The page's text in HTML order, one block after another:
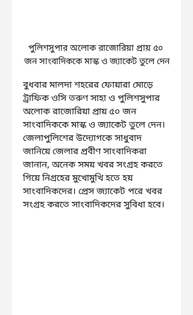
পুলিশসুপার অলোক রাজোরিয়া প্রায় ৫০
জন সাংবাদিককে মাস্ক ও জ্যাকেট তুলে দেন
বুধবার মালদা শহরের ফোয়ারা মোড়ে
ট্রাফিক ওসি তরুণ সাহা ও পুলিশসুপার
অলোক রাজোরিয়া প্রায় ৫০ জন
সাংবাদিককে মাস্ক ও জ্যাকেট তুলে দেন।
জেলাপুলিশের উদ্যোগকে সাধুবাদ
জানিয়ে জেলার প্রবীণ সাংবাদিকরা
জানান, অনেক সময় খবর সংগ্রহ করতে
গিয়ে নিগ্রহের মুখোমুখি হতে হয়
সাংবাদিকদের। প্রেস জ্যাকেট পরে খবর
সংগ্রহ করতে সাংবাদিকদের সুবিধা হবে।